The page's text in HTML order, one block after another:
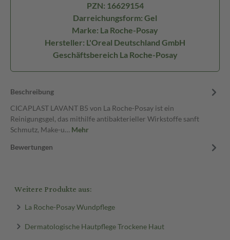
PZN: 16629154
Darreichungsform: Gel
Marke: La Roche-Posay
Hersteller: L'Oreal Deutschland GmbH
Geschäftsbereich La Roche-Posay
Beschreibung
CICAPLAST LAVANT B5 von La Roche-Posay ist ein
Reinigungsgel, das mithilfe antibakterieller Wirkstoffe sanft
Schmutz, Make-u… Mehr
Bewertungen
Weitere Produkte aus:
La Roche-Posay Wundpflege
Dermatologische Hautpflege Trockene Haut